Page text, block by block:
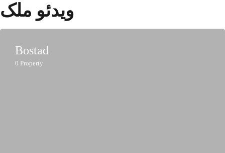
ویدئو ملک
Bostad
0 Property